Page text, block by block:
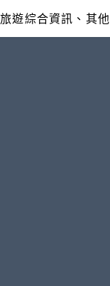
旅遊綜合資訊、其他